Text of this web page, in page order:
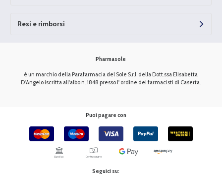
Resi e rimborsi
Pharmasole
è un marchio della Parafarmacia del Sole S.r.l. della Dott.ssa Elisabetta
D'Angelo iscritta all'albo n. 1848 presso l' ordine dei farmacisti di Caserta.
Puoi pagare con
Seguici su: